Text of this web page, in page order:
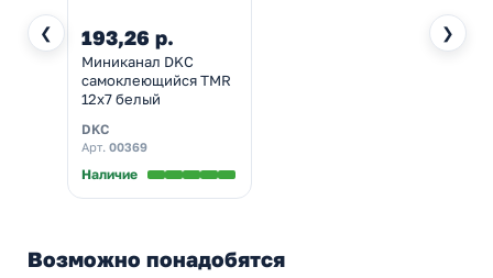
❮ ❯
193,26 р.
Миниканал DKC
самоклеющийся TMR
12х7 белый
DKC
Арт. 00369
Наличие
Возможно понадобятся